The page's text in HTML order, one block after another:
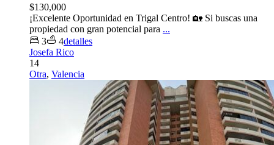
$130,000
¡Excelente Oportunidad en Trigal Centro! 🏡 Si buscas una
propiedad con gran potencial para ...
3
4detalles
Josefa Rico
14
Otra, Valencia